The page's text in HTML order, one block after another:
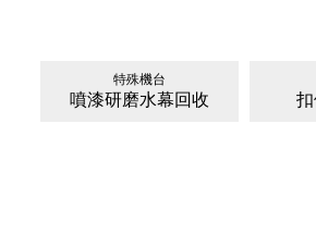
特殊機台
噴漆研磨水幕回收